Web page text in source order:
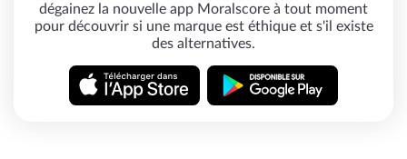
dégainez la nouvelle app Moralscore à tout moment
pour découvrir si une marque est éthique et s'il existe
des alternatives.